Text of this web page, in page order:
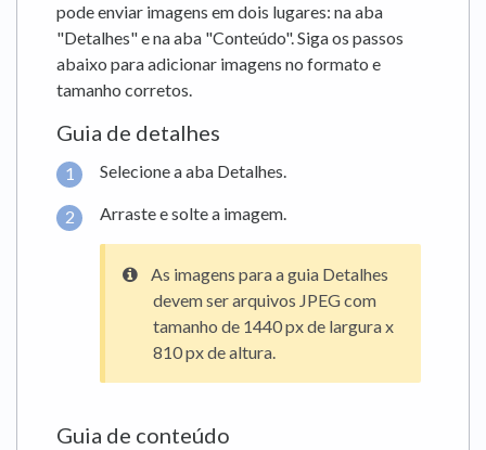
pode enviar imagens em dois lugares: na aba
"Detalhes" e na aba "Conteúdo". Siga os passos
abaixo para adicionar imagens no formato e
tamanho corretos.
Guia de detalhes
Selecione a aba Detalhes.
Arraste e solte a imagem.
As imagens para a guia Detalhes
devem ser arquivos JPEG com
tamanho de 1440 px de largura x
810 px de altura.
Guia de conteúdo